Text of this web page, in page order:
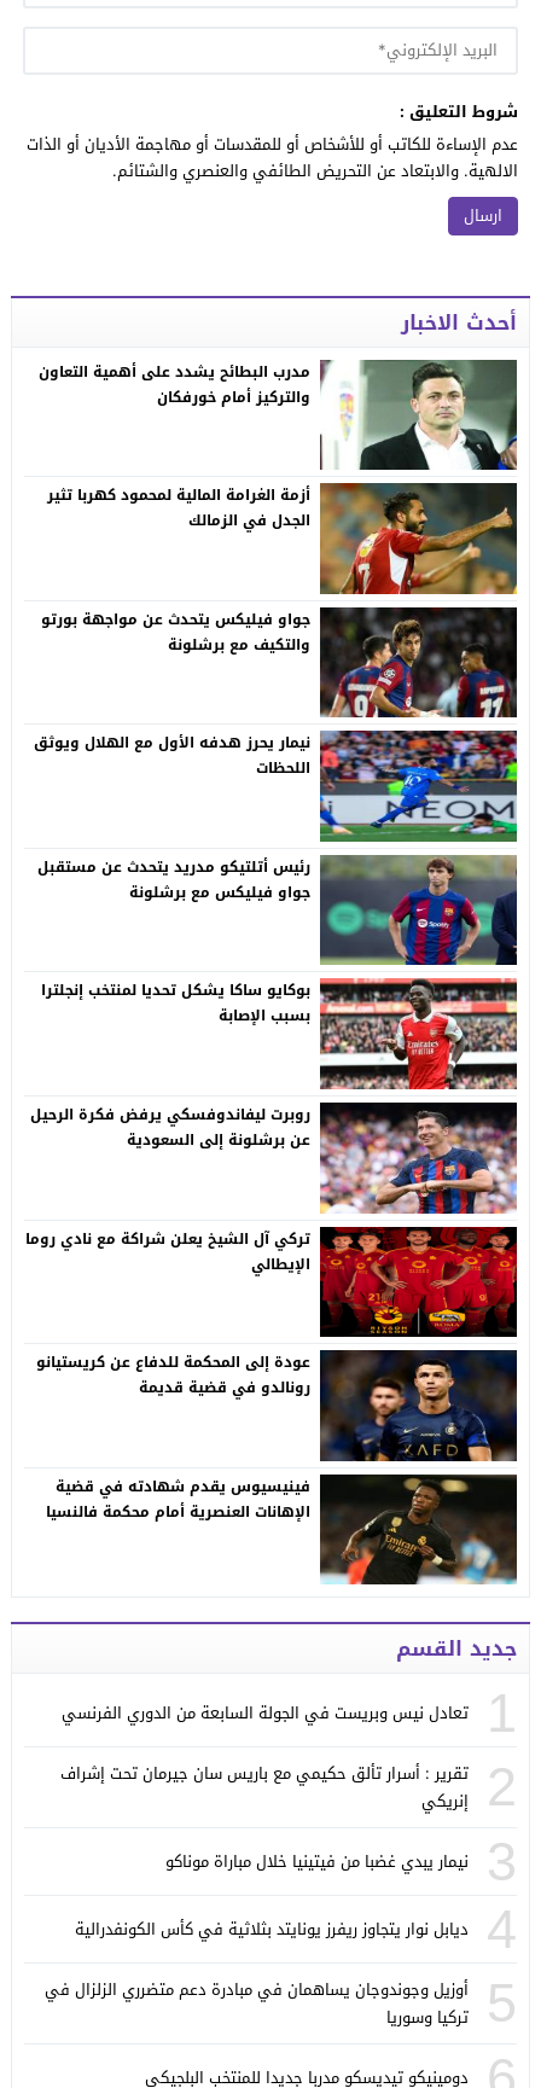
شروط التعليق :
عدم الإساءة للكاتب أو للأشخاص أو للمقدسات أو مهاجمة الأديان أو الذات
الالهية. والابتعاد عن التحريض الطائفي والعنصري والشتائم.
أحدث الاخبار
مدرب البطائح يشدد على أهمية التعاون
والتركيز أمام خورفكان
أزمة الغرامة المالية لمحمود كهربا تثير
الجدل في الزمالك
جواو فيليكس يتحدث عن مواجهة بورتو
والتكيف مع برشلونة
نيمار يحرز هدفه الأول مع الهلال ويوثق
اللحظات
رئيس أتلتيكو مدريد يتحدث عن مستقبل
جواو فيليكس مع برشلونة
بوكايو ساكا يشكل تحديا لمنتخب إنجلترا
بسبب الإصابة
روبرت ليفاندوفسكي يرفض فكرة الرحيل
عن برشلونة إلى السعودية
تركي آل الشيخ يعلن شراكة مع نادي روما
الإيطالي
عودة إلى المحكمة للدفاع عن كريستيانو
رونالدو في قضية قديمة
فينيسيوس يقدم شهادته في قضية
الإهانات العنصرية أمام محكمة فالنسيا
جديد القسم
1 تعادل نيس وبريست في الجولة السابعة من الدوري الفرنسي
2
تقرير : أسرار تألق حكيمي مع باريس سان جيرمان تحت إشراف
إنريكي
3 نيمار يبدي غضبا من فيتينيا خلال مباراة موناكو
4 ديابل نوار يتجاوز ريفرز يونايتد بثلاثية في كأس الكونفدرالية
5
أوزيل وجوندوجان يساهمان في مبادرة دعم متضرري الزلزال في
تركيا وسوريا
دومينيكو تيديسكو مدربا جديدا للمنتخب البلجيكي